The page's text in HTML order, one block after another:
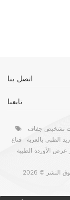
اتصل بنا
تابعنا
تشخيص جفاف
الطبي بالعربة
قناع
عرض الأوردة الطبية